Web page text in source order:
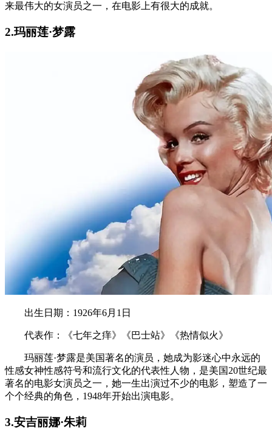
来最伟大的女演员之一，在电影上有很大的成就。
2.玛丽莲·梦露
出生日期：1926年6月1日
代表作：《七年之痒》《巴士站》《热情似火》
玛丽莲·梦露是美国著名的演员，她成为影迷心中永远的
性感女神性感符号和流行文化的代表性人物，是美国20世纪最
著名的电影女演员之一，她一生出演过不少的电影，塑造了一
个个经典的角色，1948年开始出演电影。
3.安吉丽娜·朱莉